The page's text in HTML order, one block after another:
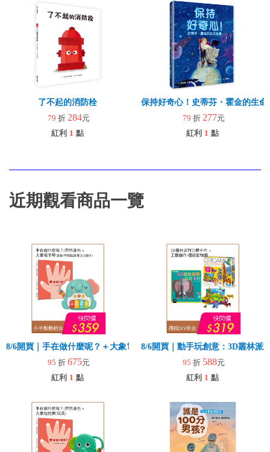
了不起的消防栓
79 折 284元
紅利 1 點
保持好奇心！史蒂芬・霍金的生命
79 折 277元
紅利 1 點
近期觀看商品一覽
8/6開買｜手在做什麼呢？＋大象電子琴
95 折 675元
紅利 1 點
8/6開買｜動手玩創意：3D叢林派
95 折 588元
紅利 1 點